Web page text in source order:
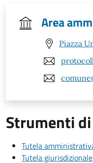
Area
Piazza
Strumenti
Tutela
Tutela giurisdizionale